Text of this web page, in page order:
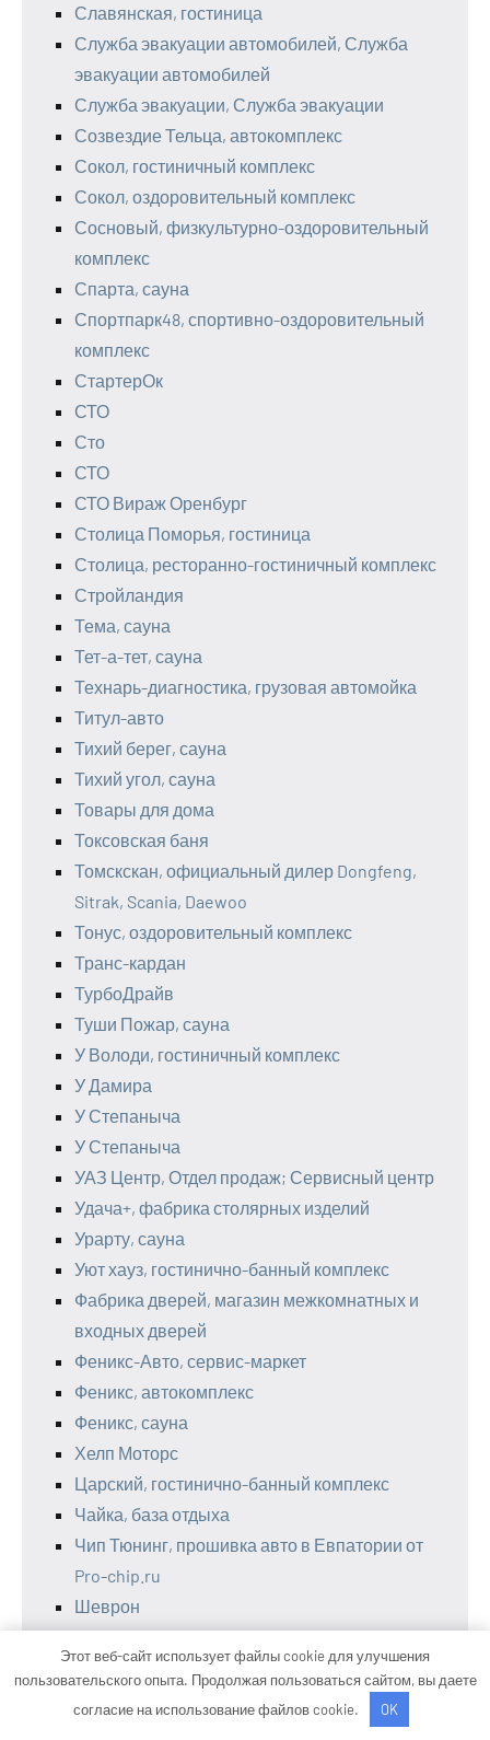
Славянская, гостиница
Служба эвакуации автомобилей, Служба
эвакуации автомобилей
Служба эвакуации, Служба эвакуации
Созвездие Тельца, автокомплекс
Сокол, гостиничный комплекс
Сокол, оздоровительный комплекс
Сосновый, физкультурно-оздоровительный
комплекс
Спарта, сауна
Спортпарк48, спортивно-оздоровительный
комплекс
СтартерОк
СТО
Сто
СТО
СТО Вираж Оренбург
Столица Поморья, гостиница
Столица, ресторанно-гостиничный комплекс
Стройландия
Тема, сауна
Тет-а-тет, сауна
Технарь-диагностика, грузовая автомойка
Титул-авто
Тихий берег, сауна
Тихий угол, сауна
Товары для дома
Токсовская баня
Томскскан, официальный дилер Dongfeng,
Sitrak, Scania, Daewoo
Тонус, оздоровительный комплекс
Транс-кардан
ТурбоДрайв
Туши Пожар, сауна
У Володи, гостиничный комплекс
У Дамира
У Степаныча
У Степаныча
УАЗ Центр, Отдел продаж; Сервисный центр
Удача+, фабрика столярных изделий
Урарту, сауна
Уют хауз, гостинично-банный комплекс
Фабрика дверей, магазин межкомнатных и
входных дверей
Феникс-Авто, сервис-маркет
Феникс, автокомплекс
Феникс, сауна
Хелп Моторс
Царский, гостинично-банный комплекс
Чайка, база отдыха
Чип Тюнинг, прошивка авто в Евпатории от
Pro-chip.ru
Шеврон
Шиномонтаж
Шиномонтаж 24ч
Этот веб-сайт использует файлы cookie для улучшения
пользовательского опыта. Продолжая пользоваться сайтом, вы даете
согласие на использование файлов cookie.
OK